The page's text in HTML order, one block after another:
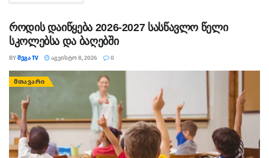
როდის დაიწყება 2026-2027 სასწავლო წელი
სკოლებსა და ბაღებში
BYᲛᲔᲒᲐ TV ᲐᲒᲕᲘᲡᲢᲝ 8, 2026 0
ᲛᲗᲐᲕᲐᲠᲘ